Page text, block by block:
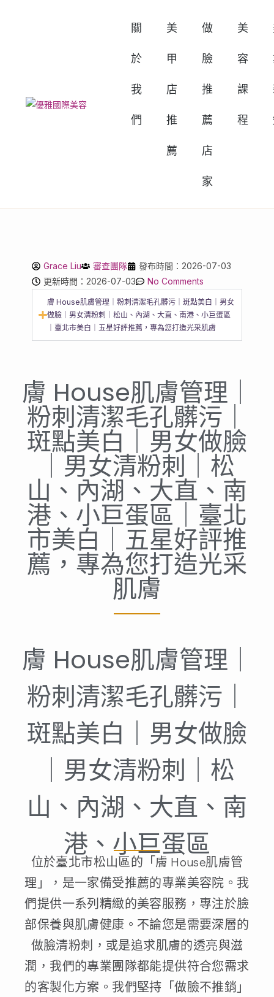
關
於
我
們
美
甲
店
推
薦
做
臉
推
薦
店
家
美
容
課
程
Grace Liu 審查團隊
發布時間：2026-07-03
更新時間：2026-07-03
No Comments
膚 House肌膚管理｜粉刺清潔毛孔髒污｜斑點美白｜男女
做臉｜男女清粉刺｜松山、內湖、大直、南港、小巨蛋區
｜臺北市美白｜五星好評推薦，專為您打造光采肌膚
膚 House肌膚管理｜
粉刺清潔毛孔髒污｜
斑點美白｜男女做臉
｜男女清粉刺｜松
山、內湖、大直、南
港、小巨蛋區｜臺北
市美白｜五星好評推
薦，專為您打造光采
肌膚
膚 House肌膚管理｜
粉刺清潔毛孔髒污｜
斑點美白｜男女做臉
｜男女清粉刺｜松
山、內湖、大直、南
港、小巨蛋區
位於臺北市松山區的「膚 House肌膚管
理」，是一家備受推薦的專業美容院。我
們提供一系列精緻的美容服務，專注於臉
部保養與肌膚健康。不論您是需要深層的
做臉清粉刺，或是追求肌膚的透亮與滋
潤，我們的專業團隊都能提供符合您需求
的客製化方案。我們堅持「做臉不推銷」